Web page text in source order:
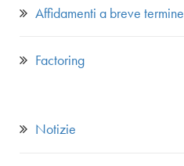
Affidamenti a breve termine
Factoring
Notizie